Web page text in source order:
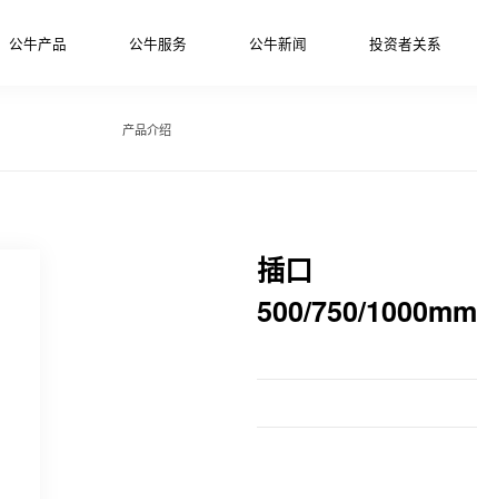
公牛产品 公牛服务 公牛新闻 投资者关系
产品介绍
插口
500/750/1000mm